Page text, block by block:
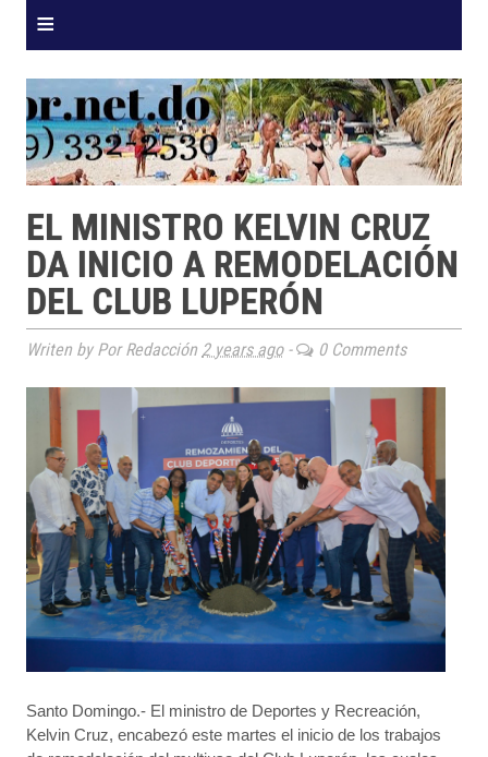
≡
EL MINISTRO KELVIN CRUZ
DA INICIO A REMODELACIÓN
DEL CLUB LUPERÓN
Writen by Por Redacción 2 years ago- 0 Comments
Santo Domingo.- El ministro de Deportes y Recreación,
Kelvin Cruz, encabezó este martes el inicio de los trabajos